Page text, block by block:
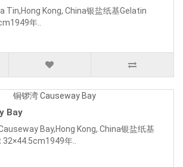
Tin,Hong Kong, China银盐纸基Gelatin
年..
Bay
Bay,Hong Kong, China银盐纸基
年..